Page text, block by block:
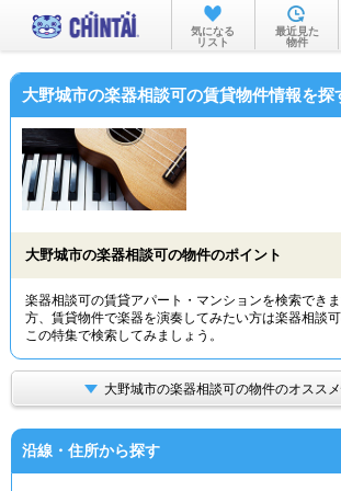
お部屋を探す
沿線・駅から
物件特集から
TOP
気になる
リスト
最近見た
物件
大野城市の楽器相談可の賃貸物件情報を探
大野城市の楽器相談可の物件のポイント
楽器相談可の賃貸アパート・マンションを検索でき
方、賃貸物件で楽器を演奏してみたい方は楽器相談可
この特集で検索してみましょう。
大野城市の楽器相談可の物件のオスス
沿線・住所から探す